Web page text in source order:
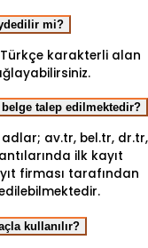
mi?
Türkçe karakterli alan
belge talep edilmektedir?
av.tr, bel.tr, dr.tr,
ilk kayıt
firması tarafından
kullanılır?